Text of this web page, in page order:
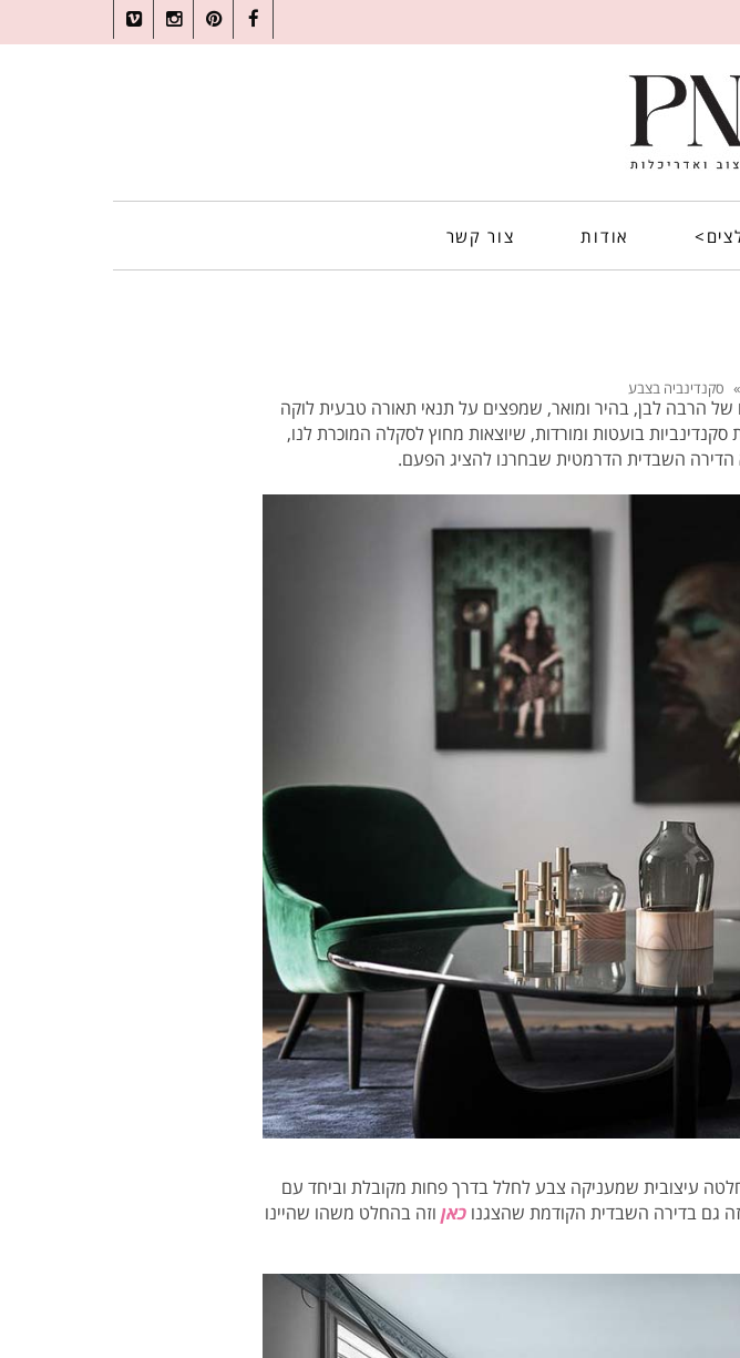
Facebook
Pinterest
Instagram
Vimeo
אודות צור קשר
» סקנדינביה בצבע
של הרבה לבן, בהיר ומואר, שמפצים על תנאי תאורה טבעית לוקה
בועטות ומורדות, שיוצאות מחוץ לסקלה המוכרת לנו,
הדירה השבדית הדרמטית שבחרנו להציג הפעם.
עיצובית שמעניקה צבע לחלל בדרך פחות מקובלת וביחד עם
גם בדירה השבדית הקודמת שהצגנו כאן וזה בהחלט משהו שהיינו